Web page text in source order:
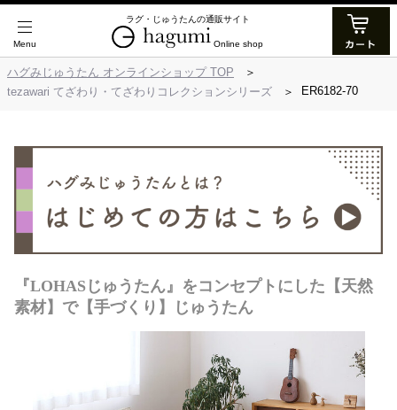
ラグ・じゅうたんの通販サイト
Online shop
ハグみじゅうたん オンラインショップ TOP
tezawari てざわり・てざわりコレクションシリーズ
ER6182-70
『LOHASじゅうたん』をコンセプトにした【天然
素材】で【手づくり】じゅうたん